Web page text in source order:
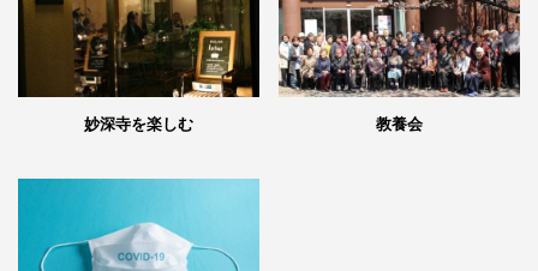
妙深寺を楽しむ 教養会